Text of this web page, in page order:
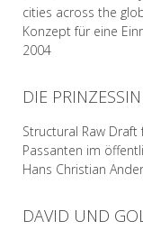
cities across the
Konzept für eine
2004
DIE
Structural Raw
Passanten im
Hans Christian
DAVID UND